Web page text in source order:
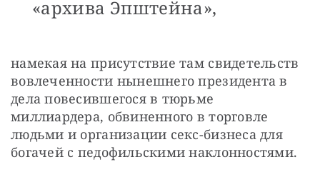
«архива Эпштейна»,
намекая на присутствие там свидетельств
вовлеченности нынешнего президента в
дела повесившегося в тюрьме
миллиардера, обвиненного в торговле
людьми и организации секс-бизнеса для
богачей с педофильскими наклонностями.